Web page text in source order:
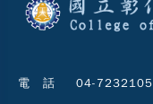
電 話 04-